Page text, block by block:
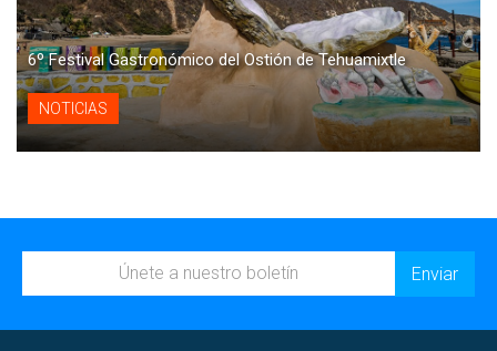
6º Festival Gastronómico del Ostión de Tehuamixtle
NOTICIAS